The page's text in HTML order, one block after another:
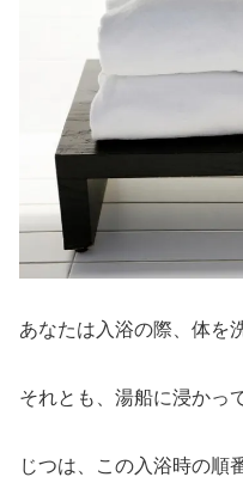
あなたは入浴の際、体を
それとも、湯船に浸かっ
じつは、この入浴時の順